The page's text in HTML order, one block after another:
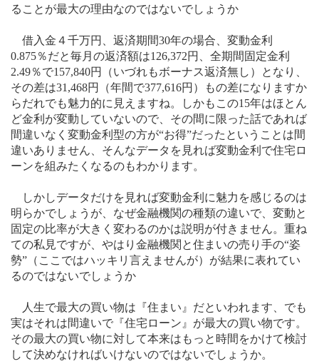
ることが最大の理由なのではないでしょうか
借入金４千万円、返済期間30年の場合、変動金利
0.875％だと毎月の返済額は126,372円、全期間固定金利
2.49％で157,840円（いづれもボーナス返済無し）となり、
その差は31,468円（年間で377,616円）もの差になりますか
らだれでも魅力的に見えますね。しかもこの15年はほとん
ど金利が変動していないので、その間に限った話であれば
間違いなく変動金利型の方が“お得”だったということは間
違いありません、そんなデータを見れば変動金利で住宅ロ
ーンを組みたくなるのもわかります。
しかしデータだけを見れば変動金利に魅力を感じるのは
明らかでしょうが、なぜ金融機関の種類の違いで、変動と
固定の比率が大きく変わるのかは説明が付きません。重ね
ての私見ですが、やはり金融機関と住まいの売り手の“姿
勢”（ここではハッキリ言えませんが）が結果に表れてい
るのではないでしょうか
人生で最大の買い物は『住まい』だといわれます、でも
実はそれは間違いで『住宅ローン』が最大の買い物です。
その最大の買い物に対して本来はもっと時間をかけて検討
して決めなければいけないのではないでしょうか。